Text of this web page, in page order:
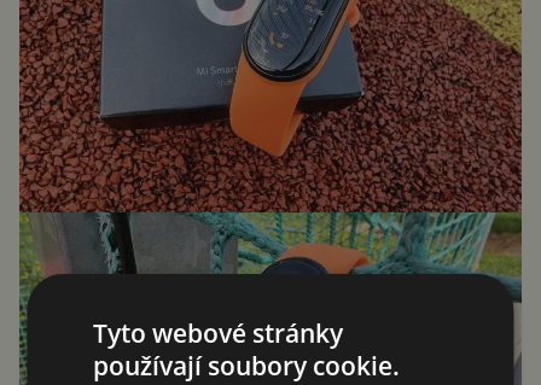
Tyto webové stránky
používají soubory cookie.